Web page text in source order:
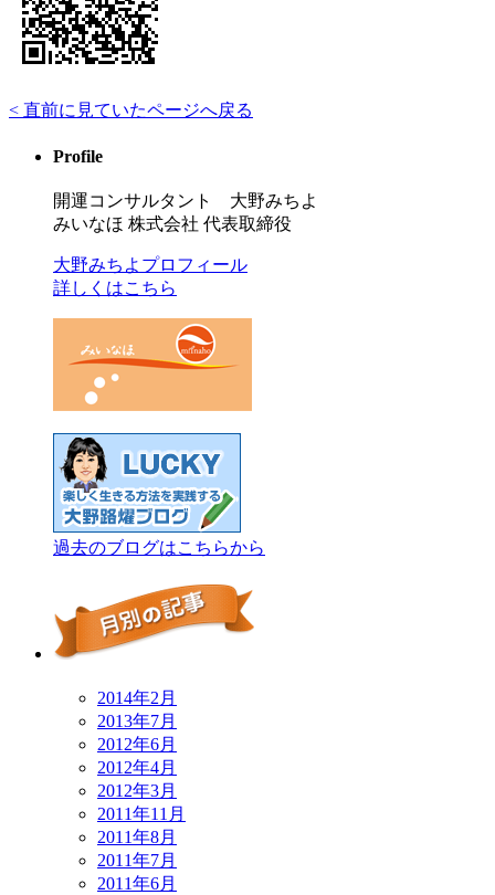
< 直前に見ていたページへ戻る
Profile
開運コンサルタント 大野みちよ
みいなほ 株式会社 代表取締役
大野みちよプロフィール
詳しくはこちら
過去のブログはこちらから
2014年2月
2013年7月
2012年6月
2012年4月
2012年3月
2011年11月
2011年8月
2011年7月
2011年6月